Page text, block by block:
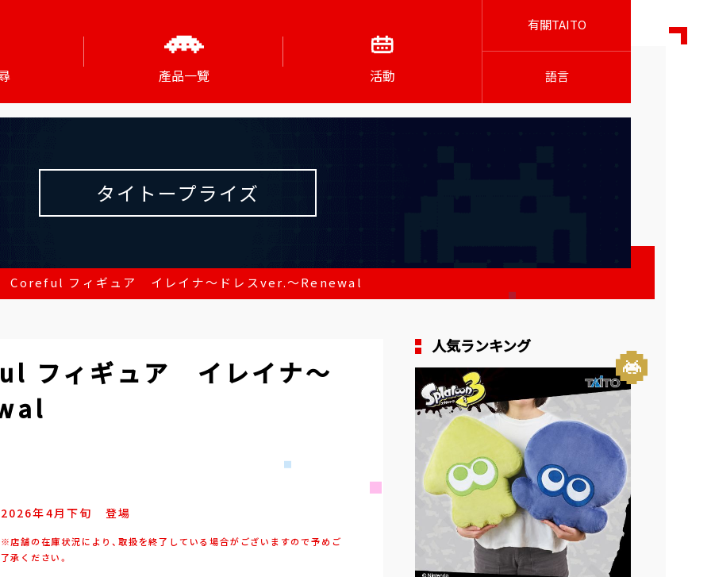
產品一覽 活動
有關TAITO
語言
タイトープライズ
Coreful フィギュア イレイナ～ドレスver.～Renewal
フィギュア イレイナ～
2026年4月下旬 登場
※店舗の在庫状況により、取扱を終了している場合がございますので予めご
了承ください。
人気ランキング